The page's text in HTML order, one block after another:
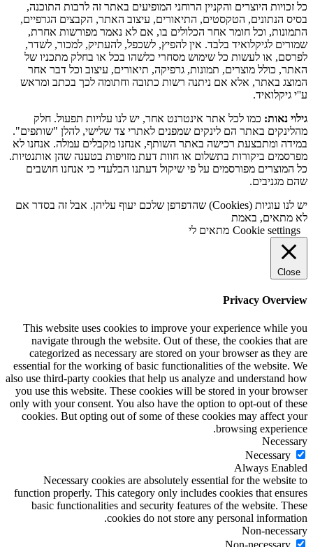
כל זכויות היוצרים והקניין הרוחני המופיעים באתר זה לרבות התוכנה,
בסיס הנתונים, הטקסטים, התיאורים, עיצוב האתר, הקבצים הגרפיים,
התמונות, וכל חומר אחר הכלולים בו, אם לא נאמר מפורשות אחרת,
שמורים לגיקלואיד בלבד. אין להפיץ, לשכפל, להעתיק, למכור, לשדר,
לפרסם, או לעשות כל שימוש מסחרי כלשהו בכל או בחלק מתכניו של
האתר, כולל מוצרים, תמונות, גרפיקה, תיאורים, עיצוב וכל דבר אחר
המוצג באתר, אלא אם ניתנה רשות כתובה וחתומה לכך בכתב ומראש
ע''י גיקלואיד.
גילוי נאות: כמו לכל אתר אינטרנט אחר, יש לנו עלויות תפעול. חלק
מהלינקים באתר הם לינקים שמפנים לאתרי צד שלישי, להלן "שותפים".
במידה ומתבצעת רכישה באתר השותף, אנחנו מקבלים עמלה. אנחנו לא
מפרסמים ביקורות בתשלום או חוות דעת מזויפות בטענה שהן אותנטיות.
כל המוצרים מפורסמים על פי שיקול דעתנו הבלעדי כי אנחנו חושבים
שהם מגניבים.
יש לנו עוגיות (Cookies) שהדפדפן שלכם יעוף עליהן. אבל זה בסדר אם
לא מתאים, באמת
Cookie settings מתאים לי
Close
Privacy Overview
This website uses cookies to improve your experience while you
navigate through the website. Out of these, the cookies that are
categorized as necessary are stored on your browser as they are
essential for the working of basic functionalities of the website. We
also use third-party cookies that help us analyze and understand how
you use this website. These cookies will be stored in your browser
only with your consent. You also have the option to opt-out of these
cookies. But opting out of some of these cookies may affect your
browsing experience.
Necessary
Necessary
Always Enabled
Necessary cookies are absolutely essential for the website to
function properly. This category only includes cookies that ensures
basic functionalities and security features of the website. These
cookies do not store any personal information.
Non-necessary
Non-necessary